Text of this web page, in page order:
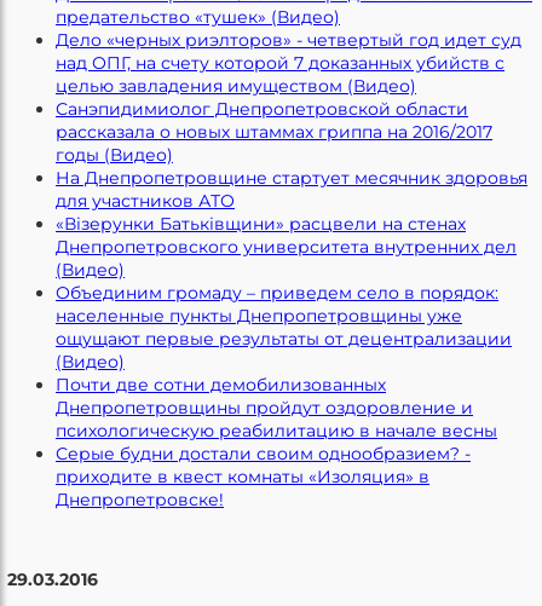
предательство «тушек» (Видео)
Дело «черных риэлторов» - четвертый год идет суд
над ОПГ, на счету которой 7 доказанных убийств с
целью завладения имуществом (Видео)
Санэпидимиолог Днепропетровской области
рассказала о новых штаммах гриппа на 2016/2017
годы (Видео)
На Днепропетровщине стартует месячник здоровья
для участников АТО
«Візерунки Батьківщини» расцвели на стенах
Днепропетровского университета внутренних дел
(Видео)
Объединим громаду – приведем село в порядок:
населенные пункты Днепропетровщины уже
ощущают первые результаты от децентрализации
(Видео)
Почти две сотни демобилизованных
Днепропетровщины пройдут оздоровление и
психологическую реабилитацию в начале весны
Серые будни достали своим однообразием? -
приходите в квест комнаты «Изоляция» в
Днепропетровске!
29.03.2016